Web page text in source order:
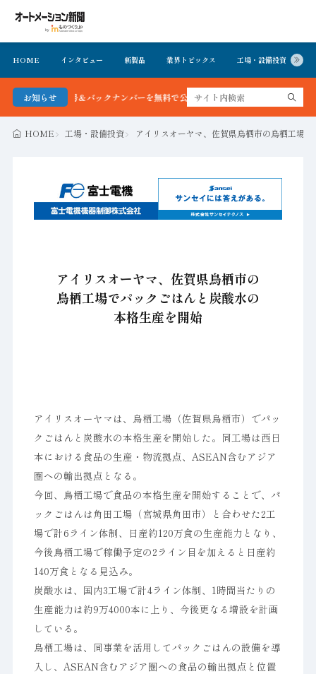
HOME インタビュー 新製品 業界トピックス 工場・設備投資
お知らせ
最新号＆バックナンバーを無料で公開中 詳細はこちら
HOME 工場・設備投資 アイリスオーヤマ、佐賀県鳥栖市の鳥栖工場
アイリスオーヤマ、佐賀県鳥栖市の
鳥栖工場でパックごはんと炭酸水の
本格生産を開始
アイリスオーヤマは、鳥栖工場（佐賀県鳥栖市）でパッ
クごはんと炭酸水の本格生産を開始した。同工場は西日
本における食品の生産・物流拠点、ASEAN含むアジア
圏への輸出拠点となる。
今回、鳥栖工場で食品の本格生産を開始することで、パ
ックごはんは角田工場（宮城県角田市）と合わせた2工
場で計6ライン体制、日産約120万食の生産能力となり、
今後鳥栖工場で稼働予定の2ライン目を加えると日産約
140万食となる見込み。
炭酸水は、国内3工場で計4ライン体制、1時間当たりの
生産能力は約9万4000本に上り、今後更なる増設を計画
している。
鳥栖工場は、同事業を活用してパックごはんの設備を導
入し、ASEAN含むアジア圏への食品の輸出拠点と位置